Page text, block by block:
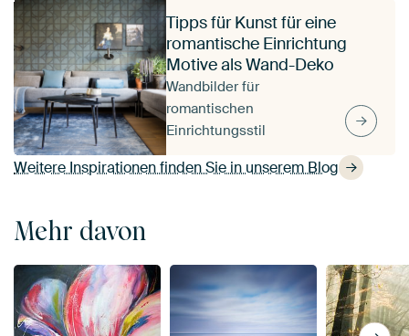
Weitere Inspirationen finden Sie in unserem Blog
Tipps für Kunst für eine
romantische Einrichtung
Motive als Wand-Deko
Wandbilder für
romantischen
Einrichtungsstil
Mehr davon